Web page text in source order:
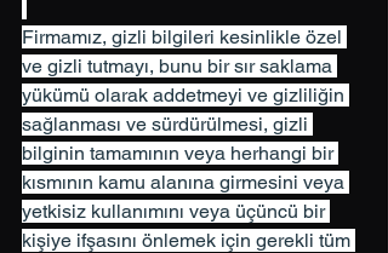
Firmamız, gizli bilgileri kesinlikle özel
ve gizli tutmayı, bunu bir sır saklama
yükümü olarak addetmeyi ve gizliliğin
sağlanması ve sürdürülmesi, gizli
bilginin tamamının veya herhangi bir
kısmının kamu alanına girmesini veya
yetkisiz kullanımını veya üçüncü bir
kişiye ifşasını önlemek için gerekli tüm